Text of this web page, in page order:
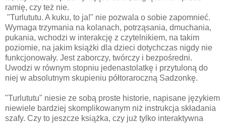
ramię, czy też nie.
"Turlututu. A kuku, to ja!" nie pozwala o sobie zapomnieć.
Wymaga trzymania na kolanach, potrząsania, dmuchania,
pukania, wchodzi w interakcję z czytelnikiem, na takim
poziomie, na jakim książki dla dzieci dotychczas nigdy nie
funkcjonowały. Jest zaborczy, twórczy i bezpośredni.
Uwodzi w równym stopniu jedenastolatkę i przytuloną do
niej w absolutnym skupieniu półtoraroczną Sadzonkę.
"Turlututu" niesie ze sobą proste historie, napisane językiem
niewiele bardziej skomplikowanym niż instrukcja składania
szafy. Czy to jeszcze książka, czy już tylko interaktywna